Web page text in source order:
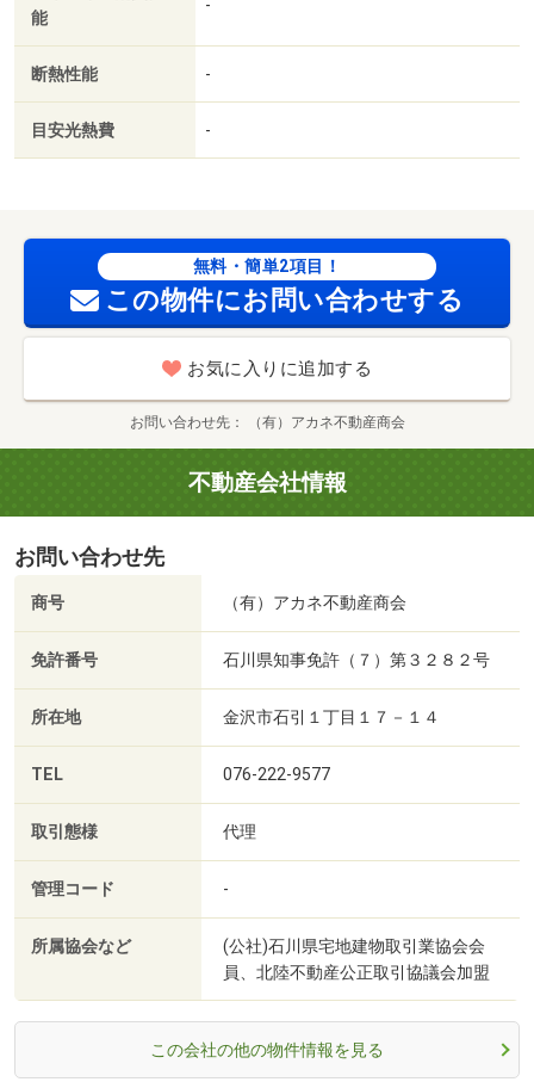
能
-
断熱性能 -
目安光熱費 -
無料・簡単2項目！
この物件にお問い合わせする
お気に入りに追加する
お問い合わせ先 （有）アカネ不動産商会
不動産会社情報
お問い合わせ先
商号 （有）アカネ不動産商会
免許番号 石川県知事免許（７）第３２８２号
所在地 金沢市石引１丁目１７－１４
TEL 076-222-9577
取引態様 代理
管理コード -
所属協会など
(公社)石川県宅地建物取引業協会会
員、北陸不動産公正取引協議会加盟
この会社の他の物件情報を見る